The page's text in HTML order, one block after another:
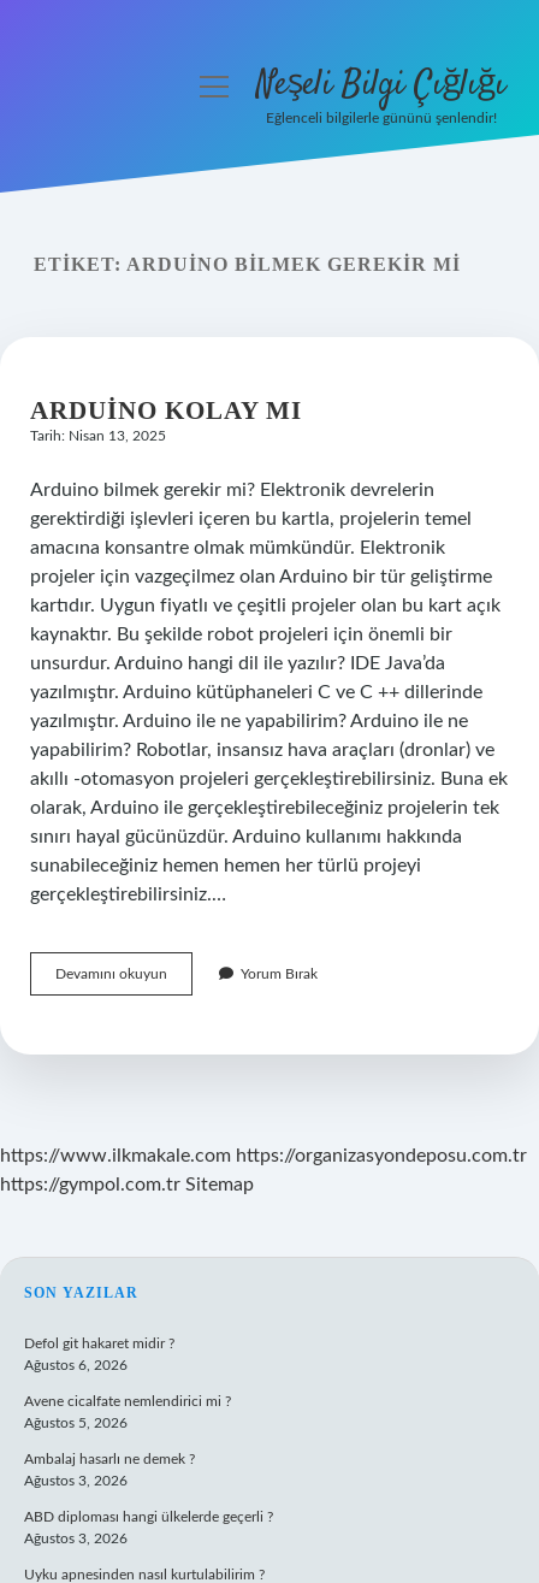
Yasal Uyarı
menüyüNeşeli Bilgi Çığlığı
Eğlenceli bilgilerle gününü şenlendir!
ETIKET: ARDUINO BILMEK GEREKIR MI
ARDUINO KOLAY MI
Tarih: Nisan 13, 2025
Arduino bilmek gerekir mi? Elektronik devrelerin
gerektirdiği işlevleri içeren bu kartla, projelerin temel
amacına konsantre olmak mümkündür. Elektronik
projeler için vazgeçilmez olan Arduino bir tür geliştirme
kartıdır. Uygun fiyatlı ve çeşitli projeler olan bu kart açık
kaynaktır. Bu şekilde robot projeleri için önemli bir
unsurdur. Arduino hangi dil ile yazılır? IDE Java’da
yazılmıştır. Arduino kütüphaneleri C ve C ++ dillerinde
yazılmıştır. Arduino ile ne yapabilirim? Arduino ile ne
yapabilirim? Robotlar, insansız hava araçları (dronlar) ve
akıllı -otomasyon projeleri gerçekleştirebilirsiniz. Buna ek
olarak, Arduino ile gerçekleştirebileceğiniz projelerin tek
sınırı hayal gücünüzdür. Arduino kullanımı hakkında
sunabileceğiniz hemen hemen her türlü projeyi
gerçekleştirebilirsiniz.…
Devamını okuyun
Kolay
Yorum Bırak
https://www.ilkmakale.com https://organizasyondeposu.com.tr
https://gympol.com.tr Sitemap
SIDEBAR
SON YAZILAR
Defol git hakaret midir ?
Ağustos 6, 2026
Avene cicalfate nemlendirici mi ?
Ağustos 5, 2026
Ambalaj hasarlı ne demek ?
Ağustos 3, 2026
ABD diploması hangi ülkelerde geçerli ?
Ağustos 3, 2026
Uyku apnesinden nasıl kurtulabilirim ?